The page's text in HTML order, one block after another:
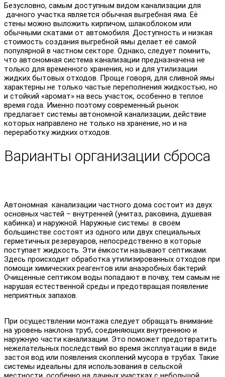
Безусловно, самым доступным видом канализации для
дачного участка является обычная выгребная яма. Её
стены можно выложить кирпичом, шлакоблоком или
обычными скатами от автомобиля. Доступность и низкая
стоимость создания выгребной ямы делает её самой
популярной в частном секторе. Однако, следует помнить,
что автономная система канализации предназначена не
только для временного хранения, но и для утилизации
жидких бытовых отходов. Проще говоря, для сливной ямы
характерны не только частые переполнения жидкостью, но
и стойкий «аромат» на весь участок, особенно в теплое
время года. Именно поэтому современный рынок
предлагает системы автономной канализации, действие
которых направлено не только на хранение, но и на
переработку жидких отходов.
Варианты организации сброса
Автономная канализации частного дома состоит из двух
основных частей – внутренней (унитаз, раковина, душевая
кабинка) и наружной. Наружные системы в своем
большинстве состоят из одного или двух специальных
герметичных резервуаров, непосредственно в которые
поступает жидкость. Эти ёмкости называют септиками.
Здесь происходит обработка утилизированных отходов при
помощи химических реагентов или анаэробных бактерий.
Очищенные септиком воды попадают в почву, тем самым не
нарушая естественной среды и предотвращая появление
неприятных запахов.
При осуществлении монтажа следует обращать внимание
на уровень наклона труб, соединяющих внутреннюю и
наружную части канализации. Это поможет предотвратить
нежелательных последствий во время эксплуатации в виде
застоя вод или появления скоплений мусора в трубах. Такие
системы идеальны для использования в сельской